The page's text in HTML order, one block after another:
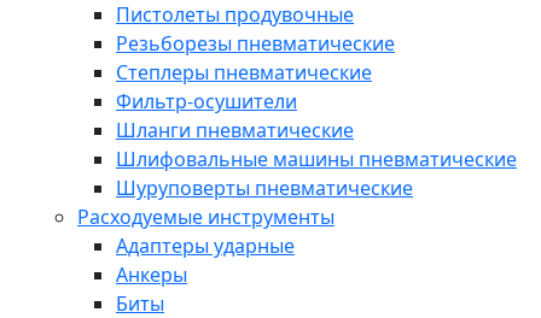
Пистолеты продувочные
Резьборезы пневматические
Степлеры пневматические
Фильтр-осушители
Шланги пневматические
Шлифовальные машины пневматические
Шуруповерты пневматические
Расходуемые инструменты
Адаптеры ударные
Анкеры
Биты